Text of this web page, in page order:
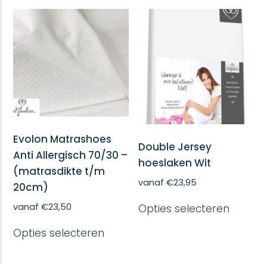
variaties.
optie
gekozen
worden
productpagina
Deze
optie
op
de
Evolon Matrashoes
Anti Allergisch 70/30 –
(matrasdikte t/m
20cm)
vanaf€23,50
Opties selecteren
Double Jersey
hoeslaken Wit
vanaf€23,95
Opties selecteren